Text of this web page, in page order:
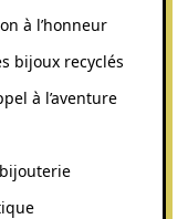
à l’honneur
bijoux recyclés
à l’aventure